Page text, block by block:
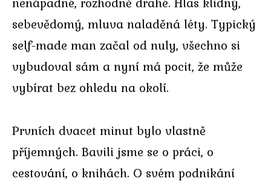
sebevědomý, mluva naladěná léty. Typický
self-made man začal od nuly, všechno si
vybudoval sám a nyní má pocit, že může
vybírat bez ohledu na okolí.
Prvních dvacet minut bylo vlastně
příjemných. Bavili jsme se o práci, o
cestování, o knihách. O svém podnikání